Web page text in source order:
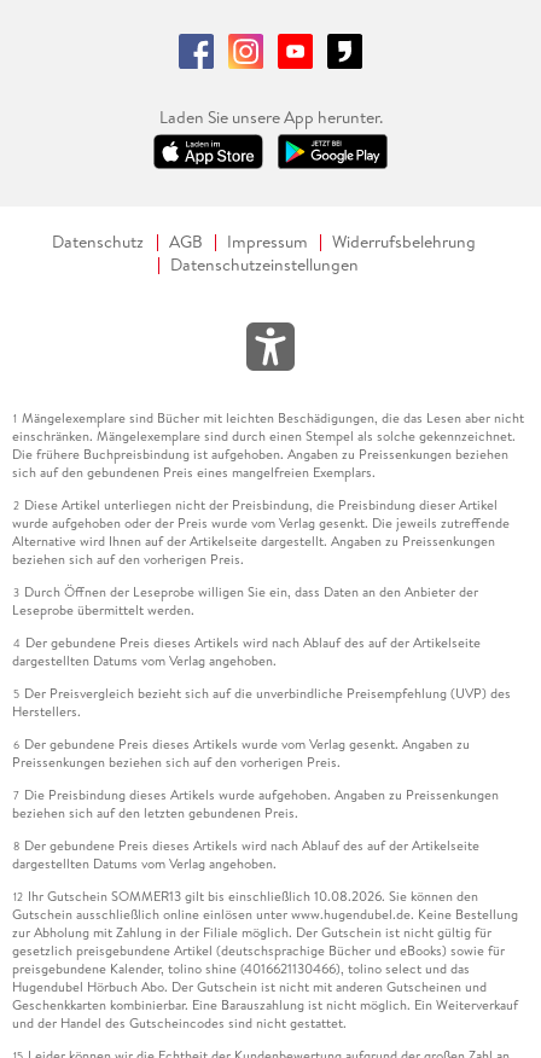
Laden Sie unsere App herunter.
Datenschutz AGB Impressum
Widerrufsbelehrung
Datenschutzeinstellungen
1 Mängelexemplare sind Bücher mit leichten Beschädigungen, die das Lesen aber nicht
einschränken. Mängelexemplare sind durch einen Stempel als solche gekennzeichnet.
Die frühere Buchpreisbindung ist aufgehoben. Angaben zu Preissenkungen beziehen
sich auf den gebundenen Preis eines mangelfreien Exemplars.
2 Diese Artikel unterliegen nicht der Preisbindung, die Preisbindung dieser Artikel
wurde aufgehoben oder der Preis wurde vom Verlag gesenkt. Die jeweils zutreffende
Alternative wird Ihnen auf der Artikelseite dargestellt. Angaben zu Preissenkungen
beziehen sich auf den vorherigen Preis.
3 Durch Öffnen der Leseprobe willigen Sie ein, dass Daten an den Anbieter der
Leseprobe übermittelt werden.
4 Der gebundene Preis dieses Artikels wird nach Ablauf des auf der Artikelseite
dargestellten Datums vom Verlag angehoben.
5 Der Preisvergleich bezieht sich auf die unverbindliche Preisempfehlung (UVP) des
Herstellers.
6 Der gebundene Preis dieses Artikels wurde vom Verlag gesenkt. Angaben zu
Preissenkungen beziehen sich auf den vorherigen Preis.
7 Die Preisbindung dieses Artikels wurde aufgehoben. Angaben zu Preissenkungen
beziehen sich auf den letzten gebundenen Preis.
8 Der gebundene Preis dieses Artikels wird nach Ablauf des auf der Artikelseite
dargestellten Datums vom Verlag angehoben.
12 Ihr Gutschein SOMMER13 gilt bis einschließlich 10.08.2026. Sie können den
Gutschein ausschließlich online einlösen unter www.hugendubel.de. Keine Bestellung
zur Abholung mit Zahlung in der Filiale möglich. Der Gutschein ist nicht gültig für
gesetzlich preisgebundene Artikel (deutschsprachige Bücher und eBooks) sowie für
preisgebundene Kalender, tolino shine (4016621130466), tolino select und das
Hugendubel Hörbuch Abo. Der Gutschein ist nicht mit anderen Gutscheinen und
Geschenkkarten kombinierbar. Eine Barauszahlung ist nicht möglich. Ein Weiterverkauf
und der Handel des Gutscheincodes sind nicht gestattet.